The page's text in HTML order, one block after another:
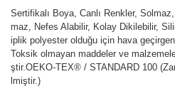
Sertifikalı Boya, Canlı Renkler,
maz, Nefes Alabilir, Kolay Dikilebilir,
iplik polyester olduğu için hava
Toksik olmayan maddeler ve
ştir.OEKO-TEX® / STANDARD 100
lmiştir.)